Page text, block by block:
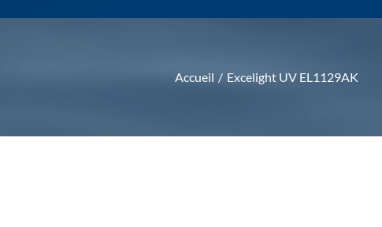
Accueil Excelight UV EL1129AK